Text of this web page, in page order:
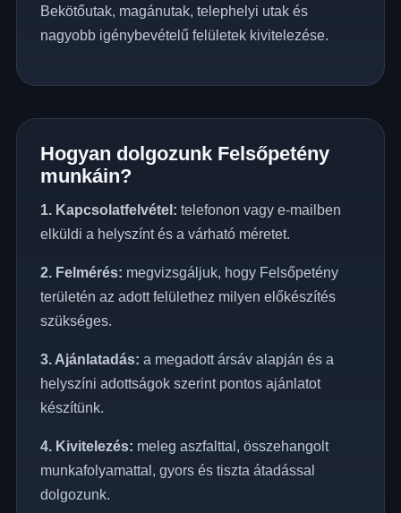
Bekötőutak, magánutak, telephelyi utak és
nagyobb igénybevételű felületek kivitelezése.
Hogyan dolgozunk Felsőpetény
munkáin?
1. Kapcsolatfelvétel: telefonon vagy e-mailben
elküldi a helyszínt és a várható méretet.
2. Felmérés: megvizsgáljuk, hogy Felsőpetény
területén az adott felülethez milyen előkészítés
szükséges.
3. Ajánlatadás: a megadott ársáv alapján és a
helyszíni adottságok szerint pontos ajánlatot
készítünk.
4. Kivitelezés: meleg aszfalttal, összehangolt
munkafolyamattal, gyors és tiszta átadással
dolgozunk.